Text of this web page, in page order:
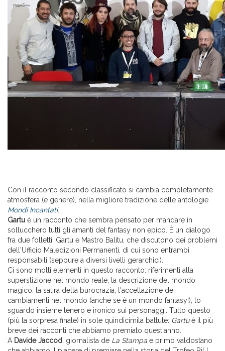
Con il racconto secondo classificato si cambia completamente
atmosfera (e genere), nella migliore tradizione delle antologie
Mondi Incantati.
Gartu è un racconto che sembra pensato per mandare in
sollucchero tutti gli amanti del fantasy non epico. È un dialogo
fra due folletti, Gartu e Mastro Balitu, che discutono dei problemi
dell'Ufficio Maledizioni Permanenti, di cui sono entrambi
responsabili (seppure a diversi livelli gerarchici).
Ci sono molti elementi in questo racconto: riferimenti alla
superstizione nel mondo reale, la descrizione del mondo
magico, la satira della burocrazia, l'accettazione dei
cambiamenti nel mondo (anche se è un mondo fantasy!), lo
sguardo insieme tenero e ironico sui personaggi. Tutto questo
(più la sorpresa finale) in sole quindicimila battute: Gartuè il più
breve dei racconti che abbiamo premiato quest'anno.
A Davide Jaccod , giornalista de La Stampa e primo valdostano